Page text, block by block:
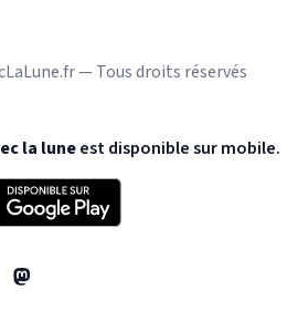
— Tous droits réservés
la luneest disponible sur mobile.
Mastodon